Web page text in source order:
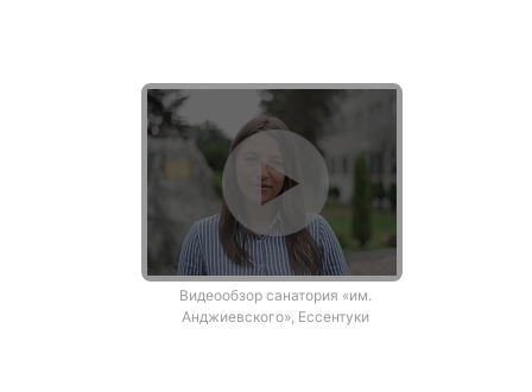
Видеообзор санатория «им.
Анджиевского», Ессентуки